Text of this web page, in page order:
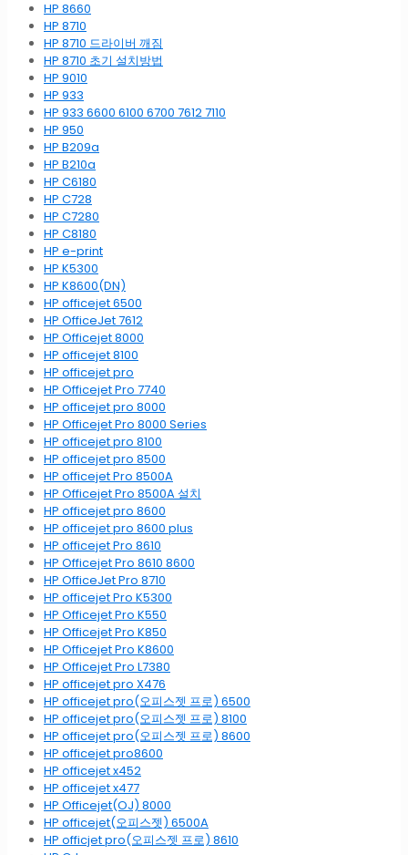
HP 8660
HP 8710
HP 8710 드라이버 깨짐
HP 8710 초기 설치방법
HP 9010
HP 933
HP 933 6600 6100 6700 7612 7110
HP 950
HP B209a
HP B210a
HP C6180
HP C728
HP C7280
HP C8180
HP e-print
HP K5300
HP K8600(DN)
HP officejet 6500
HP OfficeJet 7612
HP Officejet 8000
HP officejet 8100
HP officejet pro
HP Officejet Pro 7740
HP officejet pro 8000
HP Officejet Pro 8000 Series
HP officejet pro 8100
HP officejet pro 8500
HP officejet Pro 8500A
HP Officejet Pro 8500A 설치
HP officejet pro 8600
HP officejet pro 8600 plus
HP officejet Pro 8610
HP Officejet Pro 8610 8600
HP OfficeJet Pro 8710
HP officejet Pro K5300
HP Officejet Pro K550
HP Officejet Pro K850
HP Officejet Pro K8600
HP Officejet Pro L7380
HP officejet pro X476
HP officejet pro(오피스젯 프로) 6500
HP officejet pro(오피스젯 프로) 8100
HP officejet pro(오피스젯 프로) 8600
HP officejet pro8600
HP officejet x452
HP officejet x477
HP Officejet(OJ) 8000
HP officejet(오피스젯) 6500A
HP officjet pro(오피스젯 프로) 8610